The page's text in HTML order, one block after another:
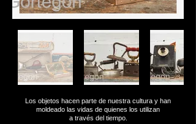
Los objetos hacen parte de nuestra cultura y han
moldeado las vidas de quienes los utilizan
a través del tiempo.